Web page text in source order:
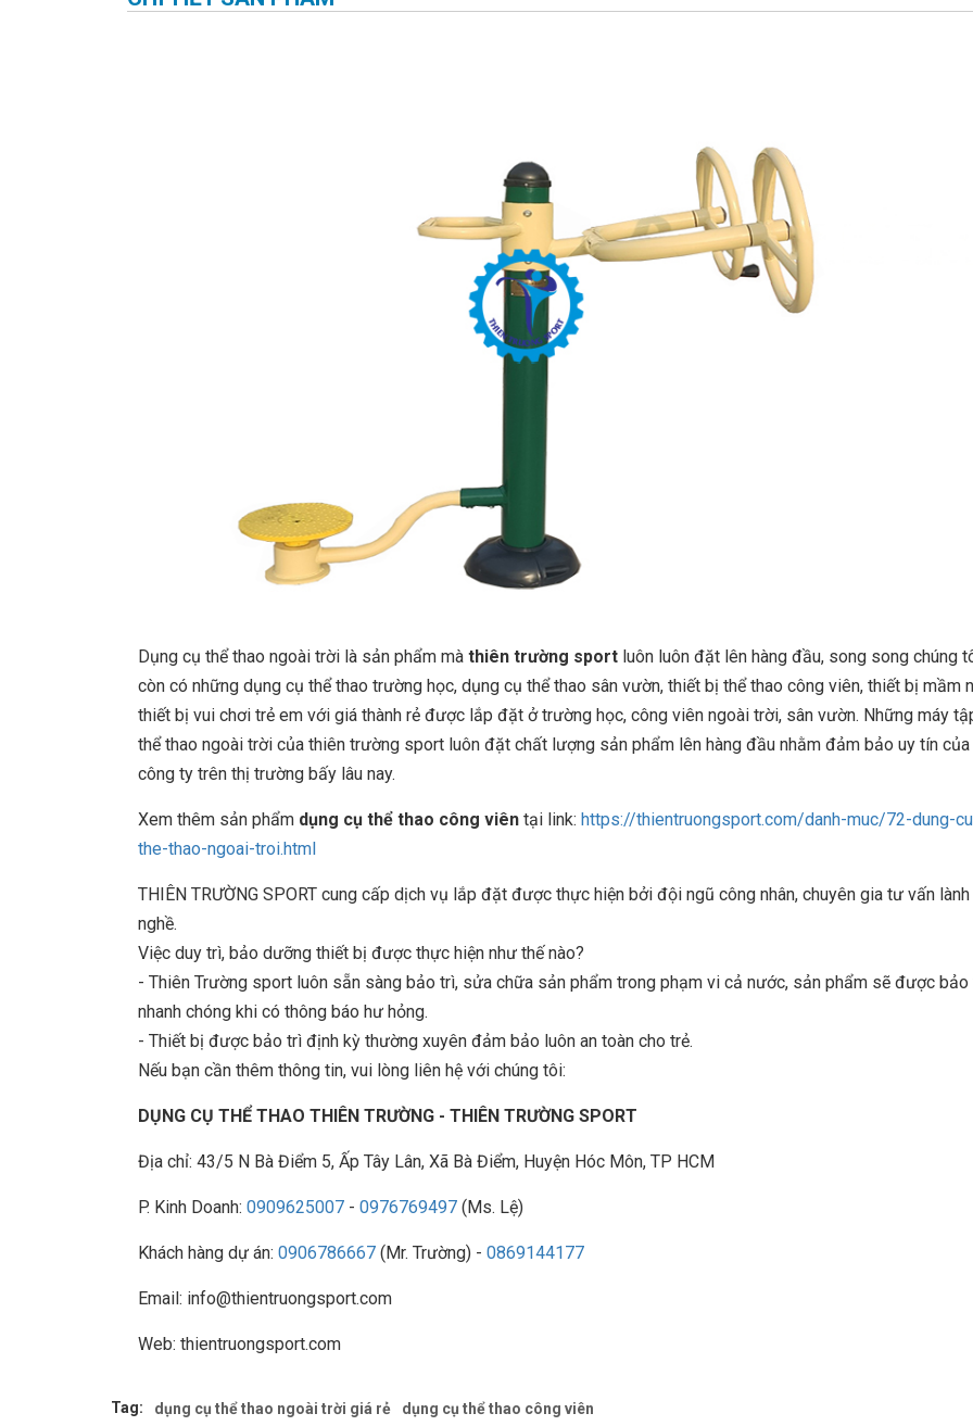
Dụng cụ thể thao ngoài trời là sản phẩm mà thiên trường sport luôn luôn đặt lên hàng đầu, song song chúng
còn có những dụng cụ thể thao trường học, dụng cụ thể thao sân vườn, thiết bị thể thao công viên, thiết bị mầm
thiết bị vui chơi trẻ em với giá thành rẻ được lắp đặt ở trường học, công viên ngoài trời, sân vườn. Những máy
thể thao ngoài trời của thiên trường sport luôn đặt chất lượng sản phẩm lên hàng đầu nhằm đảm bảo uy tín của
công ty trên thị trường bấy lâu nay.
Xem thêm sản phẩm dụng cụ thể thao công viên tại link: https://thientruongsport.com/danh-muc/72-dung-
the-thao-ngoai-troi.html
THIÊN TRƯỜNG SPORT cung cấp dịch vụ lắp đặt được thực hiện bởi đội ngũ công nhân, chuyên gia tư vấn lành
nghề.
Việc duy trì, bảo dưỡng thiết bị được thực hiện như thế nào?
- Thiên Trường sport luôn sẵn sàng bảo trì, sửa chữa sản phẩm trong phạm vi cả nước, sản phẩm sẽ được bảo
nhanh chóng khi có thông báo hư hỏng.
- Thiết bị được bảo trì định kỳ thường xuyên đảm bảo luôn an toàn cho trẻ.
Nếu bạn cần thêm thông tin, vui lòng liên hệ với chúng tôi:
DỤNG CỤ THỂ THAO THIÊN TRƯỜNG - THIÊN TRƯỜNG SPORT
Địa chỉ: 43/5 N Bà Điểm 5, Ấp Tây Lân, Xã Bà Điểm, Huyện Hóc Môn, TP HCM
P. Kinh Doanh: 0909625007 - 0976769497 (Ms. Lệ)
Khách hàng dự án: 0906786667 (Mr. Trường) - 0869144177
Email: info@thientruongsport.com
Web: thientruongsport.com
Tag: dụng cụ thể thao ngoài trời giá rẻ dụng cụ thể thao công viên